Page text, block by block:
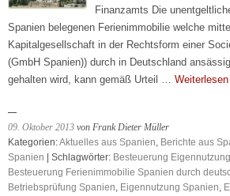
Finanzamts Die
Spanien belegenen Ferienimmobilie welche
Kapitalgesellschaft in der Rechtsform einer
(GmbH Spanien)) durch in Deutschland
gehalten wird, kann gemäß Urteil … Weiterlesen
09. Oktober 2013 von Frank Dieter Müller
Kategorien:Aktuelles aus Spanien, Berichte aus
Spanien | Schlagwörter: Besteuerung
Besteuerung Ferienimmobilie Spanien durch
Betriebsprüfung Spanien, Eigennutzung Spanien,